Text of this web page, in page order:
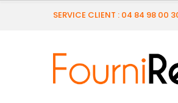
SERVICE CLIENT : 04 84 98